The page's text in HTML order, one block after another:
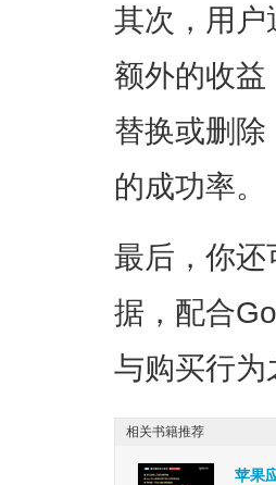
其次，用户
额外的收益
替换或删
的成功率。
最后，你还
据，配合
与购买行为
苹果
相关书籍推荐